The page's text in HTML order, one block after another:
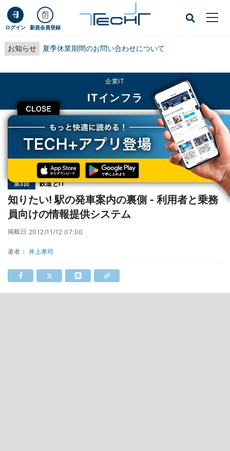
ログイン 新規会員登録
お知らせ 夏季休業期間のお問い合わせについて
CLOSE
企業IT
ITインフラ
TECH+ 企業IT
ITインフラ
知りたい! 駅の発車案内の裏側 - 利用者と乗務員向けの情報提供システム
第3回 鉄道とIT
知りたい! 駅の発車案内の裏側 - 利用者と乗務
員向けの情報提供システム
掲載日 2012/11/12 07:00
著者： 井上孝司